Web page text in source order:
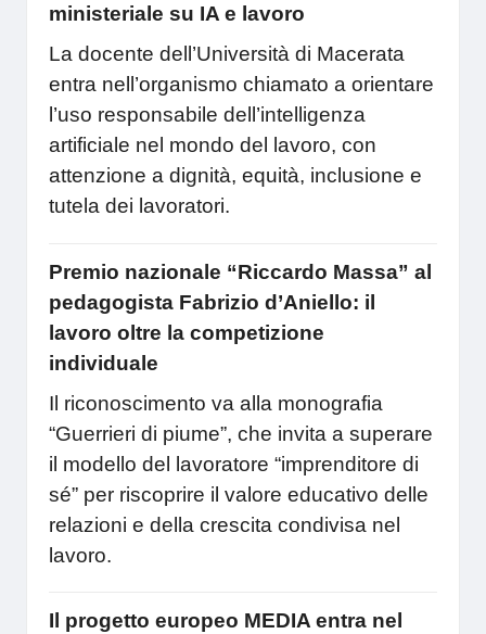
ministeriale su IA e lavoro
La docente dell’Università di Macerata
entra nell’organismo chiamato a orientare
l’uso responsabile dell’intelligenza
artificiale nel mondo del lavoro, con
attenzione a dignità, equità, inclusione e
tutela dei lavoratori.
Premio nazionale “Riccardo Massa” al
pedagogista Fabrizio d’Aniello: il
lavoro oltre la competizione
individuale
Il riconoscimento va alla monografia
“Guerrieri di piume”, che invita a superare
il modello del lavoratore “imprenditore di
sé” per riscoprire il valore educativo delle
relazioni e della crescita condivisa nel
lavoro.
Il progetto europeo MEDIA entra nel